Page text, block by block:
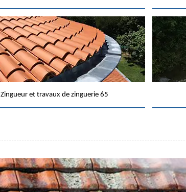
Zingueur et travaux de zinguerie 65